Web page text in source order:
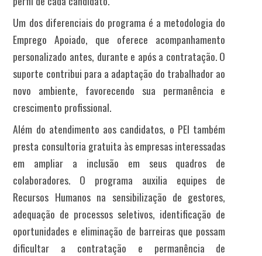
Um dos diferenciais do programa é a metodologia do
Emprego Apoiado, que oferece acompanhamento
personalizado antes, durante e após a contratação. O
suporte contribui para a adaptação do trabalhador ao
novo ambiente, favorecendo sua permanência e
crescimento profissional.
Além do atendimento aos candidatos, o PEI também
presta consultoria gratuita às empresas interessadas
em ampliar a inclusão em seus quadros de
colaboradores. O programa auxilia equipes de
Recursos Humanos na sensibilização de gestores,
adequação de processos seletivos, identificação de
oportunidades e eliminação de barreiras que possam
dificultar a contratação e permanência de